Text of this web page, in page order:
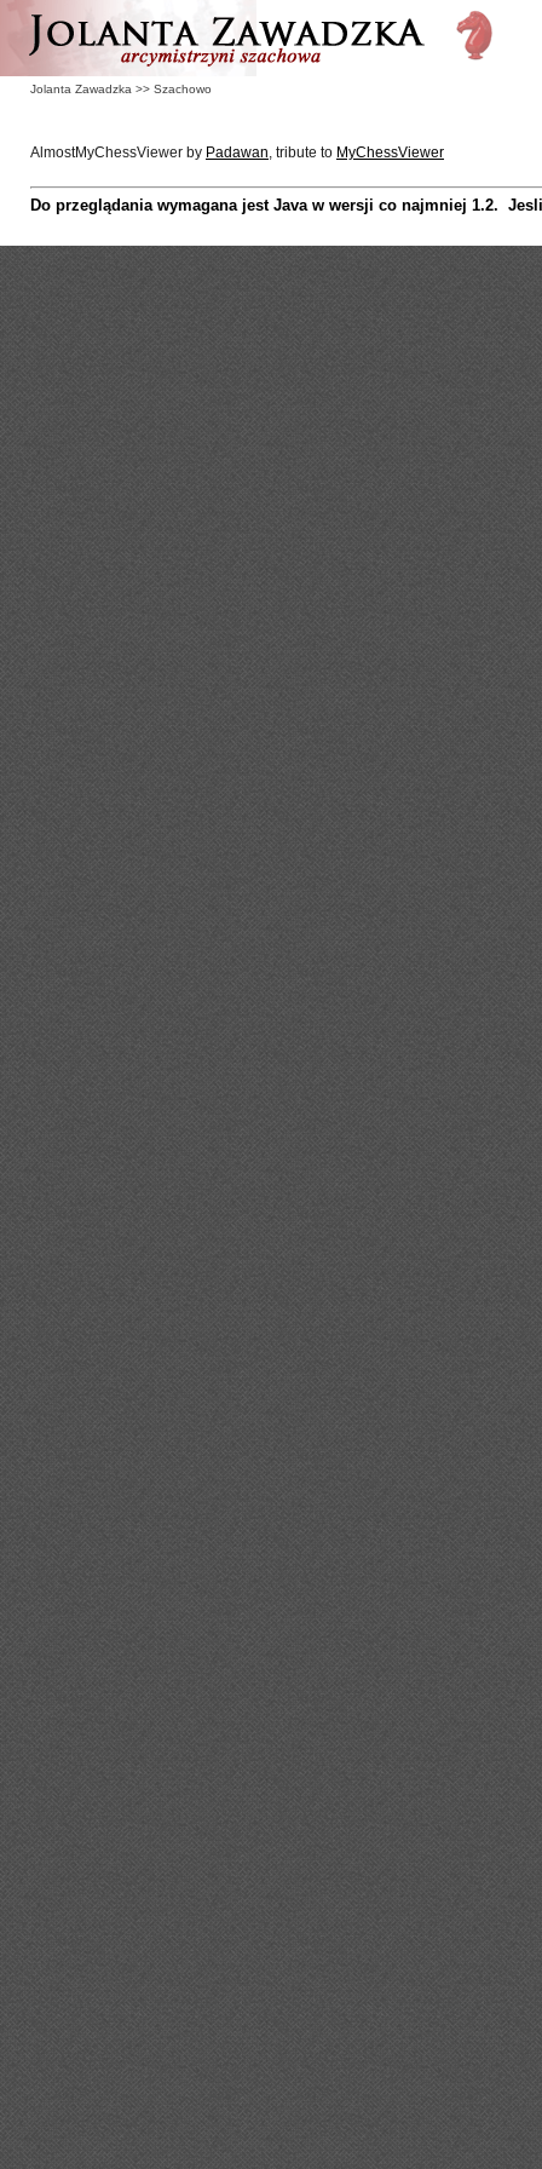
Jolanta Zawadzka >> Szachowo
AlmostMyChessViewer by Padawan, tribute to MyChessViewer
Do przeglądania wymagana jest Java w wersji co najmniej 1.2.